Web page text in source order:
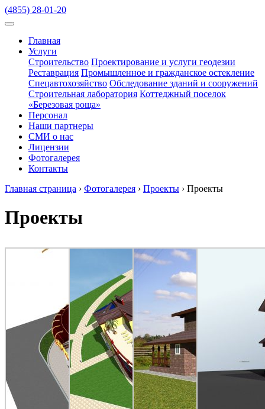
(4855) 28-01-20
Главная
Услуги
Строительство Проектирование и услуги геодезии
Реставрация Промышленное и гражданское остекление
Спецавтохозяйство Обследование зданий и сооружений
Строительная лаборатория Коттеджный поселок
«Березовая роща»
Персонал
Наши партнеры
СМИ о нас
Лицензии
Фотогалерея
Контакты
Главная страница › Фотогалерея › Проекты › Проекты
Проекты